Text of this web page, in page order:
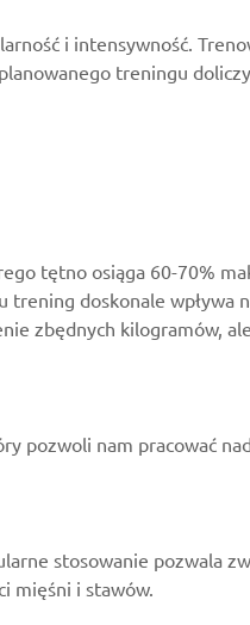
i intensywność.
treningu
tętno osiąga 60-70%
doskonale
zbędnych kilogramów,
pozwoli nam pracować
stosowanie pozwala
mięśni i stawów.